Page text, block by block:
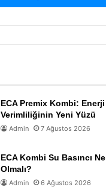
ECA Premix Kombi: Enerji
Verimliliğinin Yeni Yüzü
Admin 7 Ağustos 2026
ECA Kombi Su Basıncı Ne
Olmalı?
Admin 6 Ağustos 2026